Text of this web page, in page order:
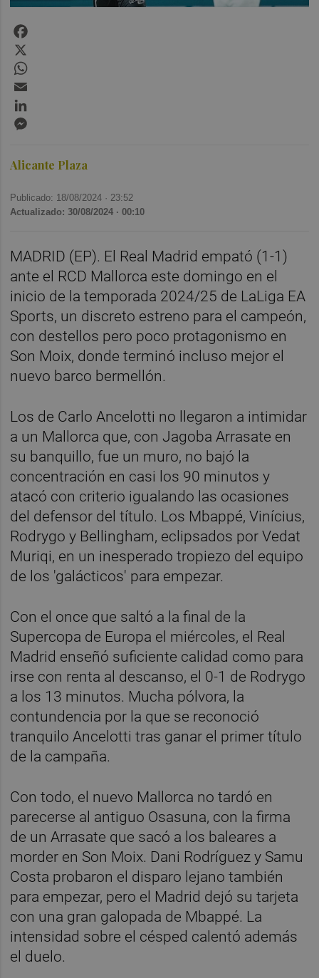
Alicante Plaza
Publicado: 18/08/2024 · 23:52
Actualizado: 30/08/2024 · 00:10
MADRID (EP). El Real Madrid empató (1-1)
ante el RCD Mallorca este domingo en el
inicio de la temporada 2024/25 de LaLiga EA
Sports, un discreto estreno para el campeón,
con destellos pero poco protagonismo en
Son Moix, donde terminó incluso mejor el
nuevo barco bermellón.
Los de Carlo Ancelotti no llegaron a intimidar
a un Mallorca que, con Jagoba Arrasate en
su banquillo, fue un muro, no bajó la
concentración en casi los 90 minutos y
atacó con criterio igualando las ocasiones
del defensor del título. Los Mbappé, Vinícius,
Rodrygo y Bellingham, eclipsados por Vedat
Muriqi, en un inesperado tropiezo del equipo
de los 'galácticos' para empezar.
Con el once que saltó a la final de la
Supercopa de Europa el miércoles, el Real
Madrid enseñó suficiente calidad como para
irse con renta al descanso, el 0-1 de Rodrygo
a los 13 minutos. Mucha pólvora, la
contundencia por la que se reconoció
tranquilo Ancelotti tras ganar el primer título
de la campaña.
Con todo, el nuevo Mallorca no tardó en
parecerse al antiguo Osasuna, con la firma
de un Arrasate que sacó a los baleares a
morder en Son Moix. Dani Rodríguez y Samu
Costa probaron el disparo lejano también
para empezar, pero el Madrid dejó su tarjeta
con una gran galopada de Mbappé. La
intensidad sobre el césped calentó además
el duelo.